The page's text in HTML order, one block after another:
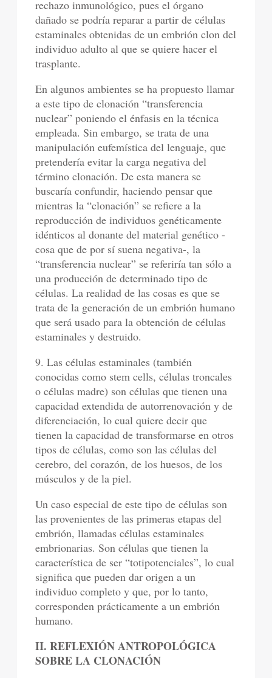
rechazo inmunológico, pues el órgano
dañado se podría reparar a partir de células
estaminales obtenidas de un embrión clon del
individuo adulto al que se quiere hacer el
trasplante.
En algunos ambientes se ha propuesto llamar
a este tipo de clonación “transferencia
nuclear” poniendo el énfasis en la técnica
empleada. Sin embargo, se trata de una
manipulación eufemística del lenguaje, que
pretendería evitar la carga negativa del
término clonación. De esta manera se
buscaría confundir, haciendo pensar que
mientras la “clonación” se refiere a la
reproducción de individuos genéticamente
idénticos al donante del material genético -
cosa que de por sí suena negativa-, la
“transferencia nuclear” se referiría tan sólo a
una producción de determinado tipo de
células. La realidad de las cosas es que se
trata de la generación de un embrión humano
que será usado para la obtención de células
estaminales y destruido.
9. Las células estaminales (también
conocidas como stem cells, células troncales
o células madre) son células que tienen una
capacidad extendida de autorrenovación y de
diferenciación, lo cual quiere decir que
tienen la capacidad de transformarse en otros
tipos de células, como son las células del
cerebro, del corazón, de los huesos, de los
músculos y de la piel.
Un caso especial de este tipo de células son
las provenientes de las primeras etapas del
embrión, llamadas células estaminales
embrionarias. Son células que tienen la
característica de ser “totipotenciales”, lo cual
significa que pueden dar origen a un
individuo completo y que, por lo tanto,
corresponden prácticamente a un embrión
humano.
II. REFLEXIÓN ANTROPOLÓGICA
SOBRE LA CLONACIÓN